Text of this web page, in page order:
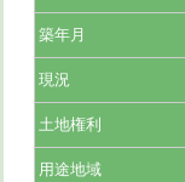
築年月
現況
土地権利
用途地域